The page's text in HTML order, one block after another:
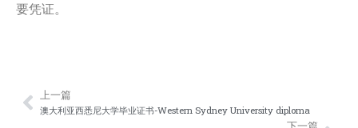
要凭证。
Prev
上一篇
澳大利亚西悉尼大学毕业证书-Western Sydney University diploma